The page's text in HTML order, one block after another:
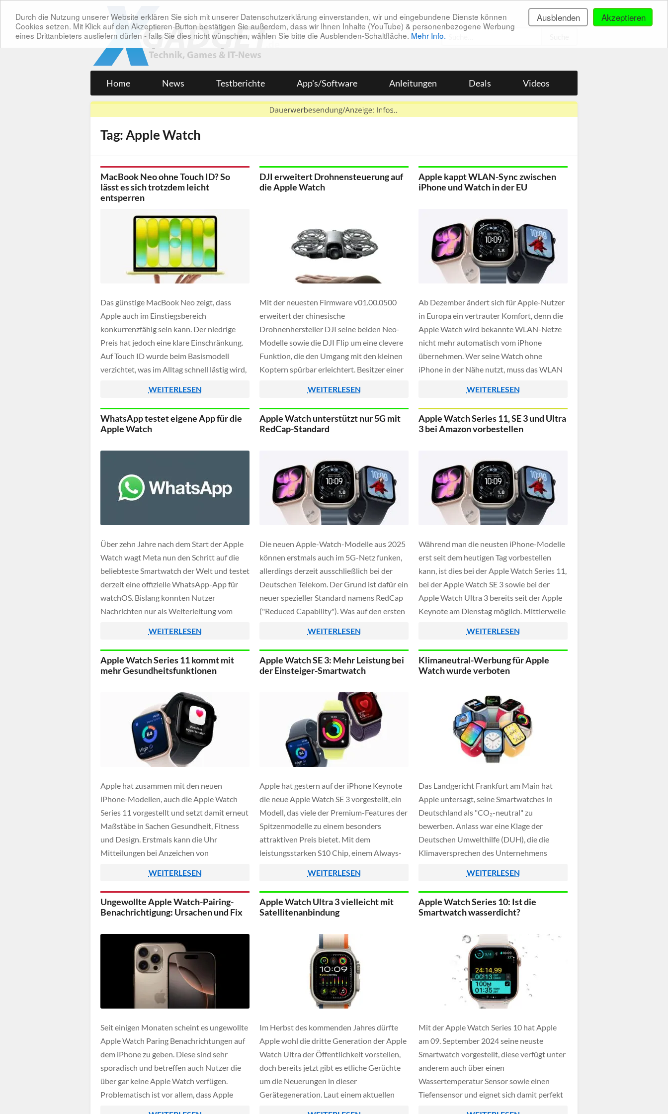
Akzeptieren
Ausblenden
Durch die Nutzung unserer Website erklären Sie sich mit unserer Datenschutzerklärung einverstanden, wir und eingebundene Dienste können
Cookies setzen. Mit Klick auf den Akzeptieren-Button bestätigen Sie außerdem, dass wir Ihnen Inhalte (YouTube) & personenbezogene Werbung
eines Drittanbieters ausliefern dürfen - falls Sie dies nicht wünschen, wählen Sie bitte die Ausblenden-Schaltfläche. Mehr Info.
Home News Testberichte App's/Software Anleitungen Deals Videos
Tag: Apple Watch
MacBook Neo ohne Touch ID? So
lässt es sich trotzdem leicht
entsperren
Das günstige MacBook Neo zeigt, dass
Apple auch im Einstiegsbereich
konkurrenzfähig sein kann. Der niedrige
Preis hat jedoch eine klare Einschränkung.
Auf Touch ID wurde beim Basismodell
verzichtet, was im Alltag schnell lästig wird,
eingegeben werden müssen.
WEITERLESEN
DJI erweitert Drohnensteuerung auf
die Apple Watch
Mit der neuesten Firmware v01.00.0500
erweitert der chinesische
Drohnenhersteller DJI seine beiden Neo-
Modelle sowie die DJI Flip um eine clevere
Funktion, die den Umgang mit den kleinen
Koptern spürbar erleichtert. Besitzer einer
Modelle (ab Version 2) können ihre Drohne
jetzt direkt am Handgelenk starten, steuern
und für Aufnahmen […]
WEITERLESEN
Apple kappt WLAN-Sync zwischen
iPhone und Watch in der EU
Ab Dezember ändert sich für Apple-Nutzer
in Europa ein vertrauter Komfort, denn die
Apple Watch wird bekannte WLAN-Netze
nicht mehr automatisch vom iPhone
übernehmen. Wer seine Watch ohne
iPhone in der Nähe nutzt, muss das WLAN
Passwort direkt auf der Uhr eingeben. Die
Änderung kommt mit einem künftigen
Softwareupdate und […]
WEITERLESEN
WhatsApp testet eigene App für die
Apple Watch
Über zehn Jahre nach dem Start der Apple
Watch wagt Meta nun den Schritt auf die
beliebteste Smartwatch der Welt und testet
derzeit eine offizielle WhatsApp-App für
watchOS. Bislang konnten Nutzer
Nachrichten nur als Weiterleitung vom
direkt auf der Uhr waren nicht möglich.
WEITERLESEN
Apple Watch unterstützt nur 5G mit
RedCap-Standard
Die neuen Apple-Watch-Modelle aus 2025
können erstmals auch im 5G-Netz funken,
allerdings derzeit ausschließlich bei der
Deutschen Telekom. Der Grund ist dafür ein
neuer spezieller Standard namens RedCap
("Reduced Capability"). Was auf den ersten
Wahrheit eine Optimierung des
Energieverbrauchs, da RedCap eigens für
Geräte mit kleinen Akkus und kompakten
WEITERLESEN
Apple Watch Series 11, SE 3 und Ultra
3 bei Amazon vorbestellen
Während man die neusten iPhone-Modelle
erst seit dem heutigen Tag vorbestellen
kann, ist dies bei der Apple Watch Series 11,
bei der Apple Watch SE 3 sowie bei der
Apple Watch Ultra 3 bereits seit der Apple
Keynote am Dienstag möglich. Mittlerweile
aber auch bei Amazon gelistet, sodass es
Sinn […]
WEITERLESEN
Apple Watch Series 11 kommt mit
mehr Gesundheitsfunktionen
Apple hat zusammen mit den neuen
iPhone-Modellen, auch die Apple Watch
Series 11 vorgestellt und setzt damit erneut
Maßstäbe in Sachen Gesundheit, Fitness
und Design. Erstmals kann die Uhr
Mitteilungen bei Anzeichen von
fortschrittlicher Sensoren und Algorithmen
analysiert sie über längere Zeiträume die
Herz-Kreislauf-Daten. Nutzer erhalten so
wertvolle Hinweise auf mögliche Risiken,
[…]
WEITERLESEN
Apple Watch SE 3: Mehr Leistung bei
der Einsteiger-Smartwatch
Apple hat gestern auf der iPhone Keynote
die neue Apple Watch SE 3 vorgestellt, ein
Modell, das viele der Premium-Features der
Spitzenmodelle zu einem besonders
attraktiven Preis bietet. Mit dem
leistungsstarken S10 Chip, einem Always-
Gesundheitsfunktionen setzt die dritte
Generation der beliebten SE-Reihe neue
Maßstäbe im Einstiegssegment der Apple
WEITERLESEN
Klimaneutral-Werbung für Apple
Watch wurde verboten
Das Landgericht Frankfurt am Main hat
Apple untersagt, seine Smartwatches in
Deutschland als "CO₂-neutral" zu
bewerben. Anlass war eine Klage der
Deutschen Umwelthilfe (DUH), die die
Klimaversprechen des Unternehmens
WEITERLESEN
Ungewollte Apple Watch-Pairing-
Benachrichtigung: Ursachen und Fix
Seit einigen Monaten scheint es ungewollte
Apple Watch Paring Benachrichtungen auf
dem iPhone zu geben. Diese sind sehr
sporadisch und betreffen auch Nutzer die
über gar keine Apple Watch verfügen.
Problematisch ist vor allem, dass Apple
Apple Watch Ultra 3 vielleicht mit
Satellitenanbindung
Im Herbst des kommenden Jahres dürfte
Apple wohl die dritte Generation der Apple
Watch Ultra der Öffentlichkeit vorstellen,
doch bereits jetzt gibt es etliche Gerüchte
um die Neuerungen in dieser
Gerätegeneration. Laut einem aktuellen
Apple Watch Series 10: Ist die
Smartwatch wasserdicht?
Mit der Apple Watch Series 10 hat Apple
am 09. September 2024 seine neuste
Smartwatch vorgestellt, diese verfügt unter
anderem auch über einen
Wassertemperatur Sensor sowie einen
Tiefensensor und eignet sich damit perfekt